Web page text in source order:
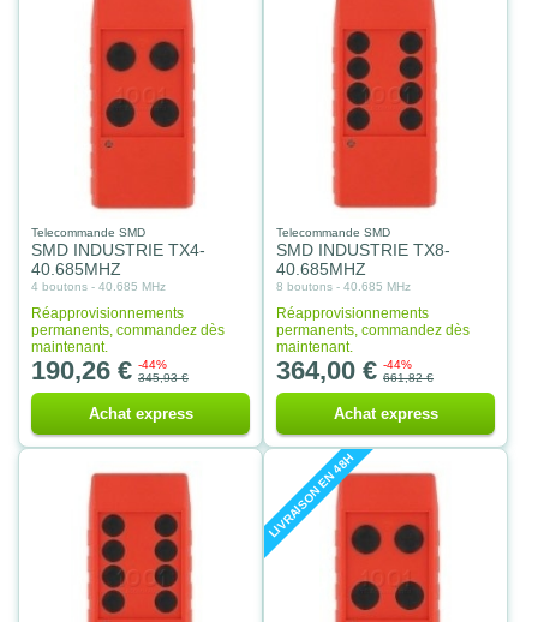
Telecommande SMD
SMD INDUSTRIE TX4-
40.685MHZ
4 boutons - 40.685 MHz
Réapprovisionnements
permanents, commandez dès
maintenant.
190,26 € -44%
345,93 €
Achat express
Telecommande SMD
SMD INDUSTRIE TX8-
40.685MHZ
8 boutons - 40.685 MHz
Réapprovisionnements
permanents, commandez dès
maintenant.
364,00 € -44%
661,82 €
Achat express
LIVRAISON EN 48H